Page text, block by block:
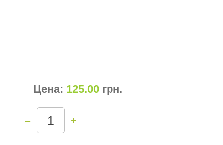
Цена: 125.00 грн.
– +